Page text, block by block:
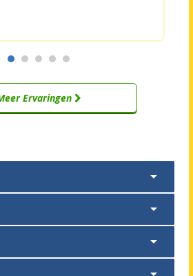
en lekker zeilen. &#39;De
hoe je met een groep
geweldig zeilavontuur kunt
Ervaringen


